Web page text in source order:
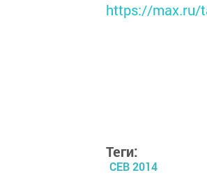
https://max.ru/
Теги:
СЕВ 2014